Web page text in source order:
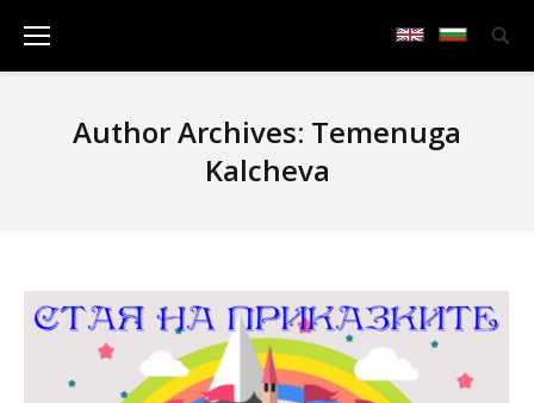
Author Archives: Temenuga
Kalcheva